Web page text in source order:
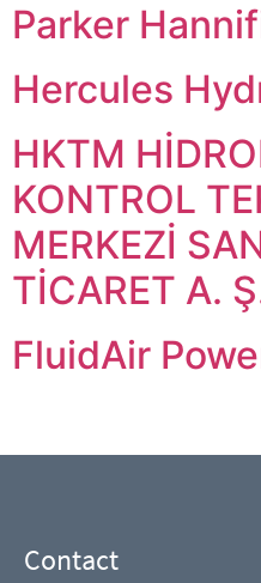
Parker
Hercules
HKTM
KONTROL
MERKEZİ
TİCARET A.
FluidAir
Contact